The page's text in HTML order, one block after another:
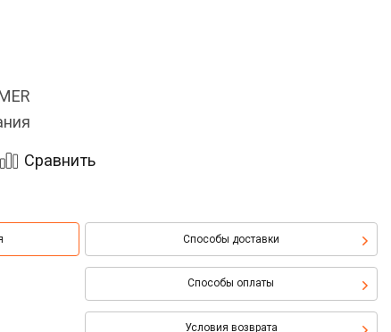
Сравнить
Способы доставки
Способы оплаты
Условия возврата